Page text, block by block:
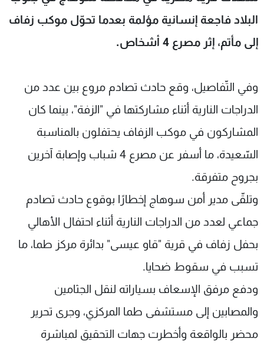
البلاد فاجعة إنسانية مؤلمة بعدما تحوّل موكب زفاف
إلى مأتم، إثر مصرع 4 أشخاص.
وفي التّفاصيل، وقع حادث تصادم مروع بين عدد من
الدراجات النارية أثناء مشاركتها في "الزفة"، بينما كان
المشاركون في موكب الزفاف يحتفلون بالمناسبة
السّعيدة، ما أسفر عن مصرع 4 شباب وإصابة آخرين
بجروح متفرقة.
وتلقّى مدير أمن سوهاج إخطارًا بوقوع حادث تصادم
جماعي لعدد من الدراجات النارية أثناء احتفال الأهالي
بحفل زفاف في قرية "قاو عيسى" بدائرة مركز طما، ما
تسبب في سقوط ضحايا.
ودفع مرفق الإسعاف بسياراته لنقل الجثامين
والمصابين إلى مستشفى طما المركزي، وجرى تحرير
محضر بالواقعة وأخطرت جهات التحقيق لمباشرة
شاهد البرامج
الترددات
لاعلاناتكم
شروط الإسـتخدام
سياسة الخصوصية